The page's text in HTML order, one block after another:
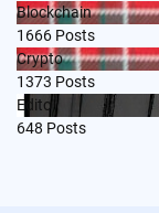
Blockchain
1666 Posts
Crypto
1373 Posts
Edito
648 Posts